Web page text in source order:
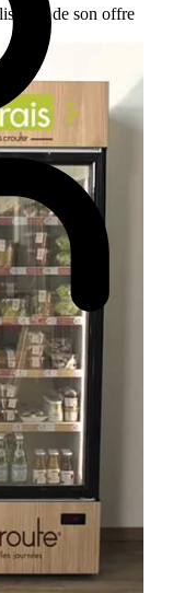
de son offre